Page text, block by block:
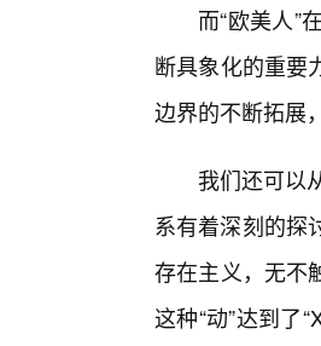
而“欧美人”
断具象化的重要
边界的不断拓展
我们还可以
系有着深刻的探
存在主义，无不
这种“动”达到了